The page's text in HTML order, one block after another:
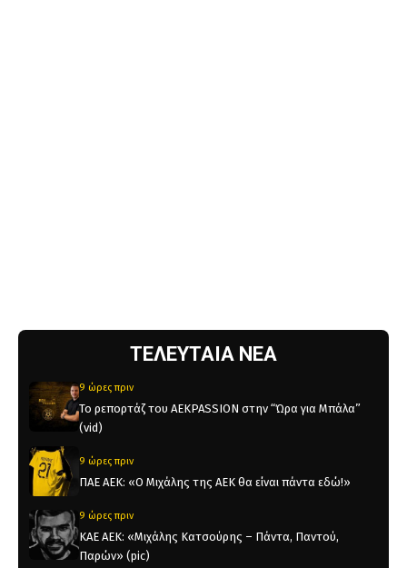
ΤΕΛΕΥΤΑΙΑ ΝΕΑ
9 ώρες πριν
Το ρεπορτάζ του AEKPASSION στην “Ώρα για Μπάλα”
(vid)
9 ώρες πριν
ΠΑΕ ΑΕΚ: «Ο Μιχάλης της ΑΕΚ θα είναι πάντα εδώ!»
9 ώρες πριν
KAE AEK: «Μιχάλης Κατσούρης – Πάντα, Παντού,
Παρών» (pic)